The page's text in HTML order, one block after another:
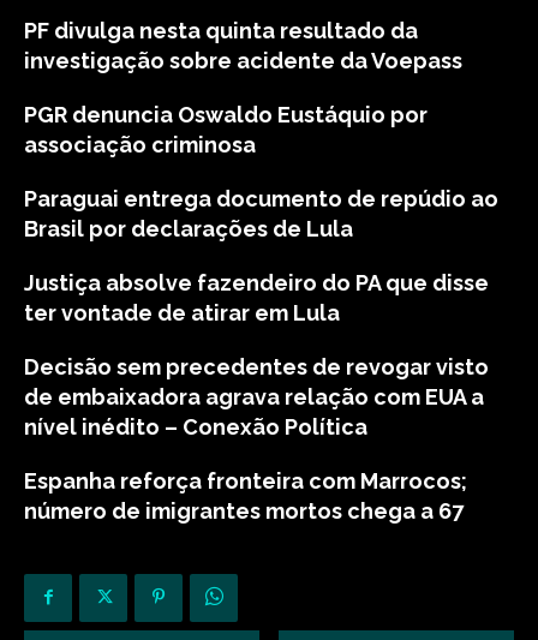
PF divulga nesta quinta resultado da
investigação sobre acidente da Voepass
PGR denuncia Oswaldo Eustáquio por
associação criminosa
Paraguai entrega documento de repúdio ao
Brasil por declarações de Lula
Justiça absolve fazendeiro do PA que disse
ter vontade de atirar em Lula
Decisão sem precedentes de revogar visto
de embaixadora agrava relação com EUA a
nível inédito – Conexão Política
Espanha reforça fronteira com Marrocos;
número de imigrantes mortos chega a 67